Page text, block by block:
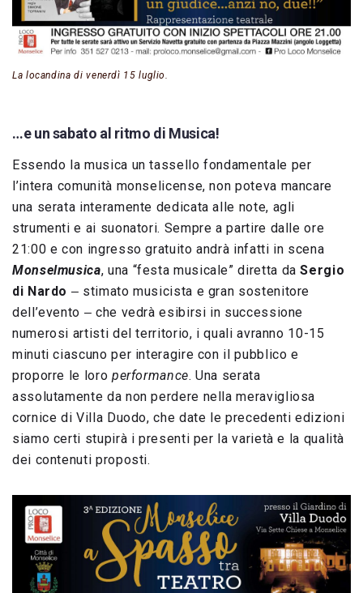
La locandina di venerdì 15 luglio.
…e un sabato al ritmo di Musica!
Essendo la musica un tassello fondamentale per
l’intera comunità monselicense, non poteva mancare
una serata interamente dedicata alle note, agli
strumenti e ai suonatori. Sempre a partire dalle ore
21:00 e con ingresso gratuito andrà infatti in scena
Monselmusica, una “festa musicale” diretta daSergio
di Nardo ‒ stimato musicista e gran sostenitore
dell’evento ‒ che vedrà esibirsi in successione
numerosi artisti del territorio, i quali avranno 10-15
minuti ciascuno per interagire con il pubblico e
proporre le loro performance. Una serata
assolutamente da non perdere nella meravigliosa
cornice di Villa Duodo, che date le precedenti edizioni
siamo certi stupirà i presenti per la varietà e la qualità
dei contenuti proposti.